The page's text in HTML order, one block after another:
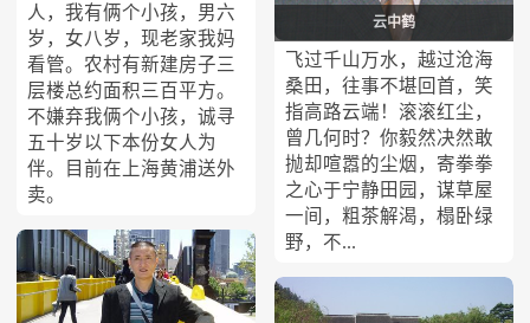
人，我有俩个小孩，男六
岁，女八岁，现老家我妈
看管。农村有新建房子三
层楼总约面积三百平方。
不嫌弃我俩个小孩，诚寻
五十岁以下本份女人为
伴。目前在上海黄浦送外
卖。
云中鹤
飞过千山万水，越过沧海
桑田，往事不堪回首，笑
指高路云端！滚滚红尘，
曾几何时？你毅然决然敢
抛却喧嚣的尘烟，寄拳拳
之心于宁静田园，谋草屋
一间，粗茶解渴，榻卧绿
野，不...